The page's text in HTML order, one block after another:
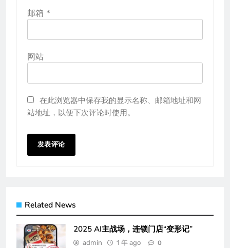
邮箱 *
网站
在此浏览器中保存我的显示名称、邮箱地址和网
站地址，以便下次评论时使用。
Related News
2025 AI主战场，连锁门店“变形记”
admin 1 年 ago 0